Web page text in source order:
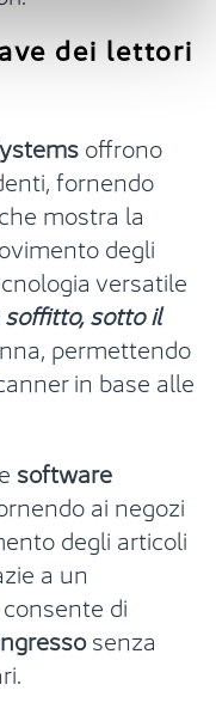
dei lettori
offrono
fornendo
che mostra la
degli
versatile
soffitto, sotto il
permettendo
in base alle
e software
ai negozi
degli articoli
a un
di
senza